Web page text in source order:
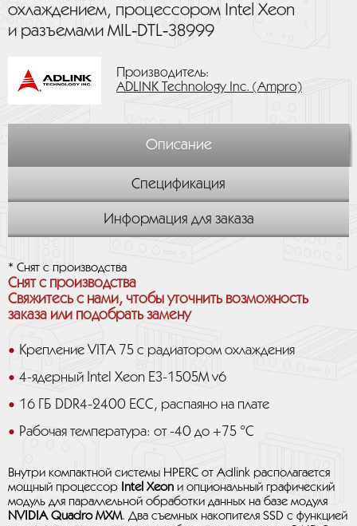
охлаждением, процессором Intel Xeon
и разъемами MIL‑DTL‑38999
Производитель:
ADLINK Technology Inc. (Ampro)
Описание
Спецификация
Информация для заказа
* Снят с производства
Снят с производства
Свяжитесь с нами, чтобы уточнить возможность
заказа или подобрать замену
Крепление VITA 75 с радиатором охлаждения
4-ядерный Intel Xeon E3-1505M v6
16 ГБ DDR4-2400 ECC, распаяно на плате
Рабочая температура: от -40 до +75 °C
Внутри компактной системы HPERC от Adlink располагается
мощный процессор Intel Xeon и опциональный графический
модуль для параллельной обработки данных на базе модуля
NVIDIA Quadro MXM. Два съемных накопителя SSD с функцией